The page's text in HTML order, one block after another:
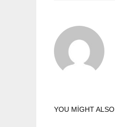
YOU MIGHT